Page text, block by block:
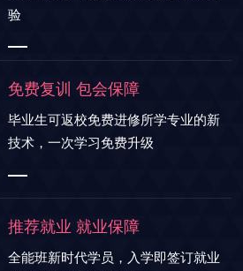
验
免费复训 包会保障
毕业生可返校免费进修所学专业的新
技术，一次学习免费升级
推荐就业 就业保障
全能班新时代学员，入学即签订就业